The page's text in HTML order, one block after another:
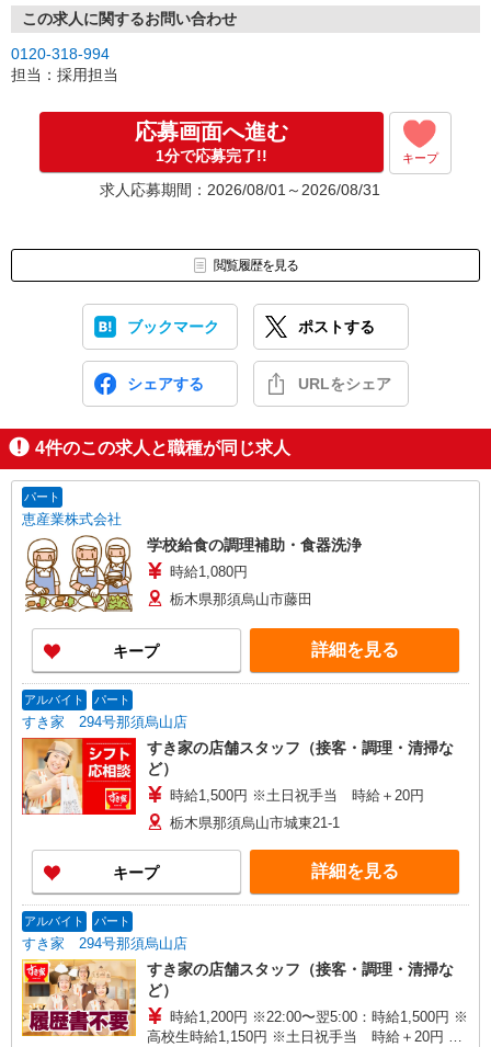
この求人に関するお問い合わせ
0120-318-994
担当：採用担当
応募画面へ進む
1分で応募完了!! キープ
求人応募期間：2026/08/01～2026/08/31
閲覧履歴を見る
ブックマーク ポストする
シェアする URLをシェア
4件のこの求人と職種が同じ求人
パート
恵産業株式会社
学校給食の調理補助・食器洗浄
時給1,080円
栃木県那須烏山市藤田
キープ 詳細を見る
アルバイト パート
すき家 294号那須烏山店
すき家の店舗スタッフ（接客・調理・清掃な
ど）
時給1,500円 ※土日祝手当 時給＋20円
栃木県那須烏山市城東21-1
キープ 詳細を見る
アルバイト パート
すき家 294号那須烏山店
すき家の店舗スタッフ（接客・調理・清掃な
ど）
時給1,200円 ※22:00〜翌5:00：時給1,500円 ※
高校生時給1,150円 ※土日祝手当 時給＋20円 ※